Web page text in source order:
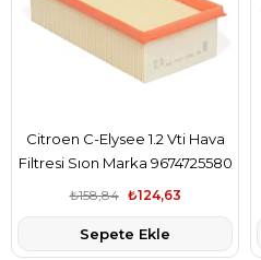
Citroen C-Elysee 1.2 Vti Hava
Filtresi Sıon Marka 9674725580
₺124,63
₺158,84
Sepete Ekle